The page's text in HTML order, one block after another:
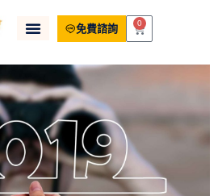
免費諮詢 0